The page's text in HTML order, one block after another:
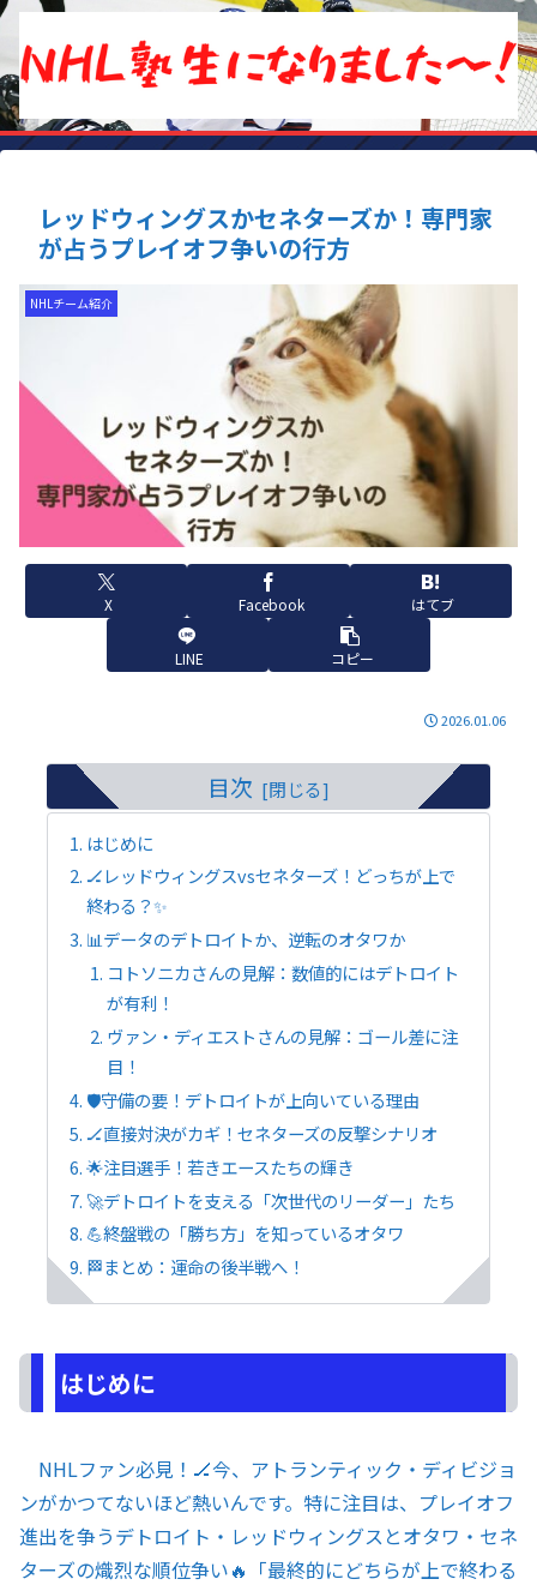
レッドウィングスかセネターズか！専門家
が占うプレイオフ争いの行方
NHLチーム紹介
X Facebook はてブ
LINE コピー
2026.01.06
目次
はじめに
🏒レッドウィングスvsセネターズ！どっちが上で
終わる？✨
📊データのデトロイトか、逆転のオタワか
コトソニカさんの見解：数値的にはデトロイト
が有利！
ヴァン・ディエストさんの見解：ゴール差に注
目！
🛡️守備の要！デトロイトが上向いている理由
🏒直接対決がカギ！セネターズの反撃シナリオ
🌟注目選手！若きエースたちの輝き
🚀デトロイトを支える「次世代のリーダー」たち
💪終盤戦の「勝ち方」を知っているオタワ
🏁まとめ：運命の後半戦へ！
はじめに
NHLファン必見！🏒今、アトランティック・ディビジョ
ンがかつてないほど熱いんです。特に注目は、プレイオフ
進出を争うデトロイト・レッドウィングスとオタワ・セネ
ターズの熾烈な順位争い🔥「最終的にどちらが上で終わる